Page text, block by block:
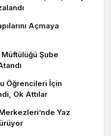
Açmaya
Şube
Öğrencileri İçin
Ok Attılar
Yaz